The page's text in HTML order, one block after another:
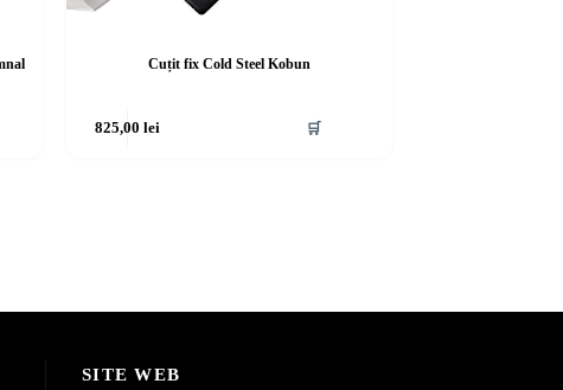
Cuțit fix Cold Steel Kobun
825,00 lei 🛒
SITE WEB